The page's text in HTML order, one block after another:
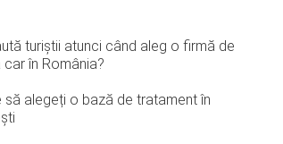
turiștii atunci când aleg o firmă de
car în România?
să alegeți o bază de tratament în